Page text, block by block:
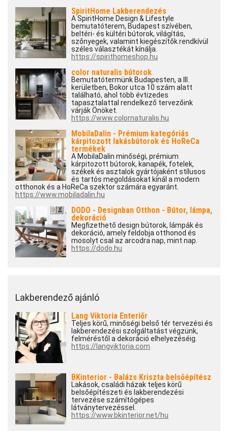
SpiritHome Lakberendezés
A SpiritHome Design & Lifestyle
bemutatóterem, Budapest szívében,
beltéri- és kültéri bútorok, világítás,
szőnyegek, valamint kiegészítők rendkívül
széles választékát kínálja.
https://spirithomeshop.hu
color naturalis bútorok
Bemutatótermünk Budapesten, a III.
kerületben, Bokor utca 10 szám alatt
található, ahol több évtizedes
tapasztalattal rendelkező tervezőink
várják Önöket.
https://www.colornaturalis.hu
MobilaDalin - Prémium kategóriás
kárpitozott lakásbútorok és HoReCa
termékek
A MobilaDalin minőségi, prémium
kárpitozott bútorok, kanapék, fotelek,
székek és asztalok gyártójaként stílusos
és tartós megoldásokat kínál a modern
otthonok és a HoReCa szektor számára egyaránt.
https://www.mobiladalin.hu
DODO - Designban Otthon - Bútor, lámpa,
dekoráció
Megfizethető design bútorok, lámpák és
dekoráció, amely feldobja otthonod és
mosolyt csal az arcodra nap, mint nap.
https://dodo.hu
Lakberendező ajánló
Lang Viktoria Enteriőr
Teljes körű, minőségi belső tér tervezési és
lakberendezési szolgáltatást végzünk,
felméréstől a dekoráció elhelyezéséig.
https://langviktoria.com
BKinterior - Balázs Kriszta belsőépítész
Lakások, családi házak teljes körű
belsőépítészeti és lakberendezési
tervezése számítógépes
látványtervezéssel.
https://www.bkinterior.net/hu